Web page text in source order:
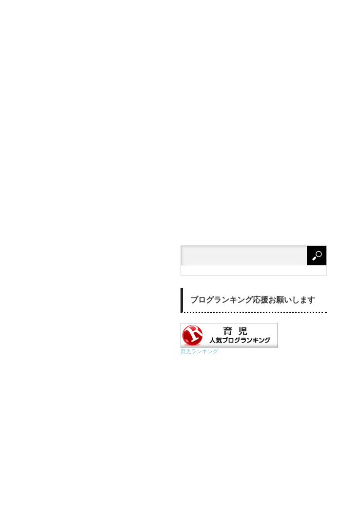
ブログランキング応援お願いします
育児ランキング